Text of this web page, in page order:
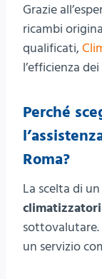
Grazie
ricambi
qualificati,
l’efficienza
Perché
l’
Roma?
La scelta di
sottovalutare.
un servizio